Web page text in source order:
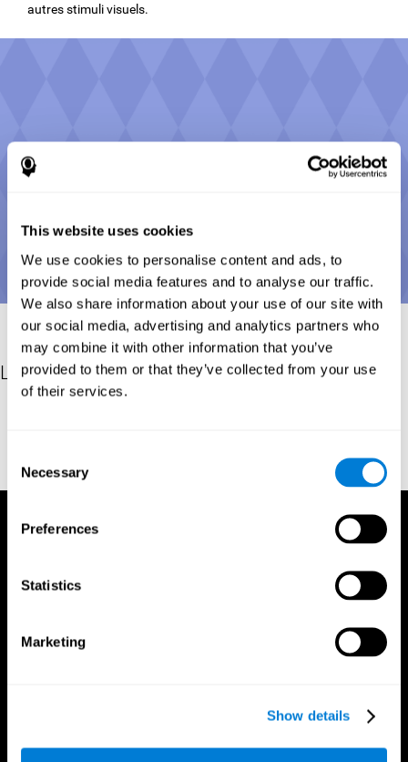
This website uses cookies
We use cookies to personalise content and ads, to
provide social media features and to analyse our traffic.
We also share information about your use of our site with
our social media, advertising and analytics partners who
may combine it with other information that you’ve
provided to them or that they’ve collected from your use
of their services.
Selection
Necessary
Preferences
Statistics
Marketing
Show details
autres stimuli visuels.
Les références
56.